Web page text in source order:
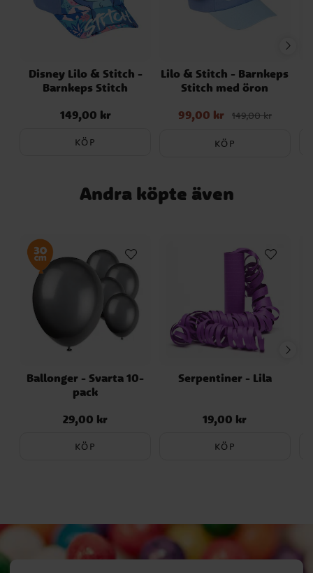
Disney Lilo & Stitch -
Barnkeps Stitch
Pris:149,00 kr
149,00 kr
KÖP
Lilo & Stitch - Barnkeps
Stitch med öron
Nuvarande pris:
99,00 kr Tidigare pris
99,00 kr 149,00 kr
KÖP
Andra köpte även
Ballonger - Svarta 10-
pack
Pris:29,00 kr
29,00 kr
KÖP
Serpentiner - Lila
Pris:19,00 kr
19,00 kr
KÖP